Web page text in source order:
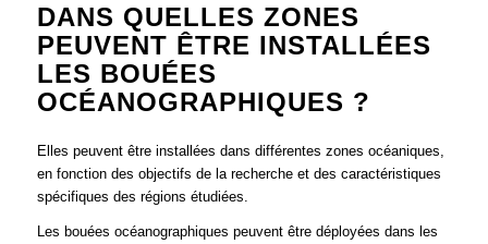
DANS QUELLES ZONES
PEUVENT ÊTRE INSTALLÉES
LES BOUÉES
OCÉANOGRAPHIQUES ?
Elles peuvent être installées dans différentes zones océaniques,
en fonction des objectifs de la recherche et des caractéristiques
spécifiques des régions étudiées.
Les bouées océanographiques peuvent être déployées dans les